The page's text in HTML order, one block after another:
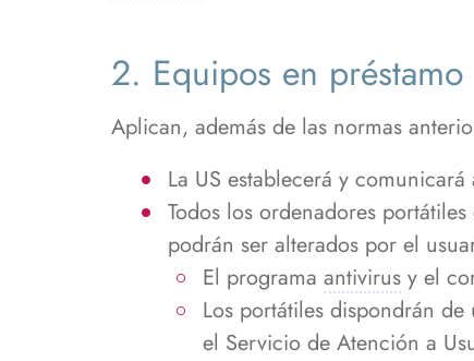
2. Equipos en préstamo
Aplican, además de las normas
La US establecerá y
Todos los ordenadores
podrán ser alterados por el
El programa antivirus y el
Los portátiles dispondrán
el Servicio de Atención a